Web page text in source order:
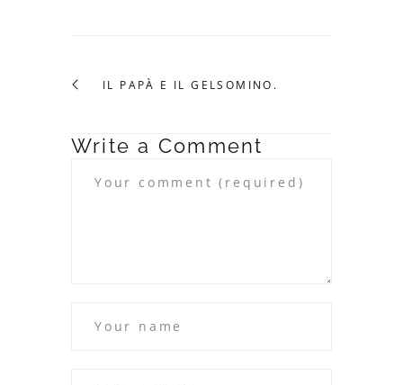
IL PAPÀ E IL GELSOMINO.
Write a Comment